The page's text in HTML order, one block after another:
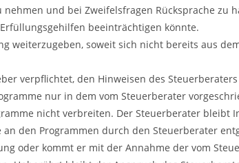
und bei Zweifelsfragen Rücksprache zu
beeinträchtigen könnte.
weiterzugeben, soweit sich nicht bereits aus
verpflichtet, den Hinweisen des
nur in dem vom Steuerberater
nicht verbreiten. Der Steuerberater bleibt
den Programmen durch den Steuerberater
oder kommt er mit der Annahme der vom